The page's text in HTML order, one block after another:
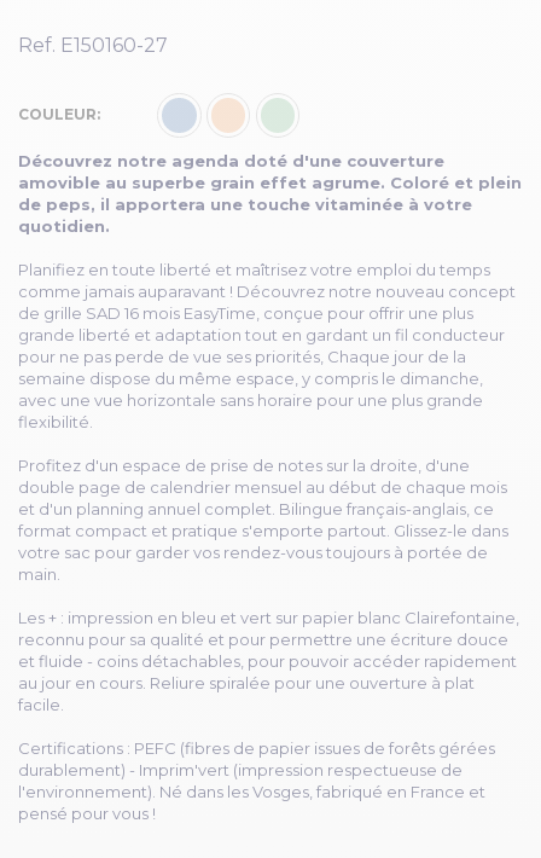
Ref. E150160-27
COULEUR
Découvrez notre agenda doté d'une couverture
amovible au superbe grain effet agrume. Coloré et plein
de peps, il apportera une touche vitaminée à votre
quotidien.
Planifiez en toute liberté et maîtrisez votre emploi du temps
comme jamais auparavant ! Découvrez notre nouveau concept
de grille SAD 16 mois EasyTime, conçue pour offrir une plus
grande liberté et adaptation tout en gardant un fil conducteur
pour ne pas perde de vue ses priorités, Chaque jour de la
semaine dispose du même espace, y compris le dimanche,
avec une vue horizontale sans horaire pour une plus grande
flexibilité.
Profitez d'un espace de prise de notes sur la droite, d'une
double page de calendrier mensuel au début de chaque mois
et d'un planning annuel complet. Bilingue français-anglais, ce
format compact et pratique s'emporte partout. Glissez-le dans
votre sac pour garder vos rendez-vous toujours à portée de
main.
Les + : impression en bleu et vert sur papier blanc Clairefontaine,
reconnu pour sa qualité et pour permettre une écriture douce
et fluide - coins détachables, pour pouvoir accéder rapidement
au jour en cours. Reliure spiralée pour une ouverture à plat
facile.
Certifications : PEFC (fibres de papier issues de forêts gérées
durablement) - Imprim'vert (impression respectueuse de
l'environnement). Né dans les Vosges, fabriqué en France et
pensé pour vous !